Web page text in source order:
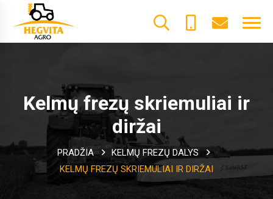
+370
Kelmų frezų skriemuliai ir
diržai
PRADŽIA
KELMŲ FREZŲ DALYS
KELMŲ FREZŲ SKRIEMULIAI IR DIRŽAI